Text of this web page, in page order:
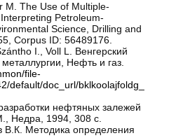
M. The Use of Multiple-
Petroleum-
Science, Drilling and
Corpus ID: 56489176.
I., Voll L. Венгерский
Нефть и газ.
file-
default/doc_url/bklkoolajfoldg_
нефтяных залежей
Недра, 1994, 308 с.
В.К. Методика определения